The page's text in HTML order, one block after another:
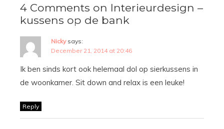
4 Comments on Interieurdesign –
kussens op de bank
Nicky says:
December 21, 2014 at 20:46
Ik ben sinds kort ook helemaal dol op sierkussens in
de woonkamer. Sit down and relax is een leuke!
Reply